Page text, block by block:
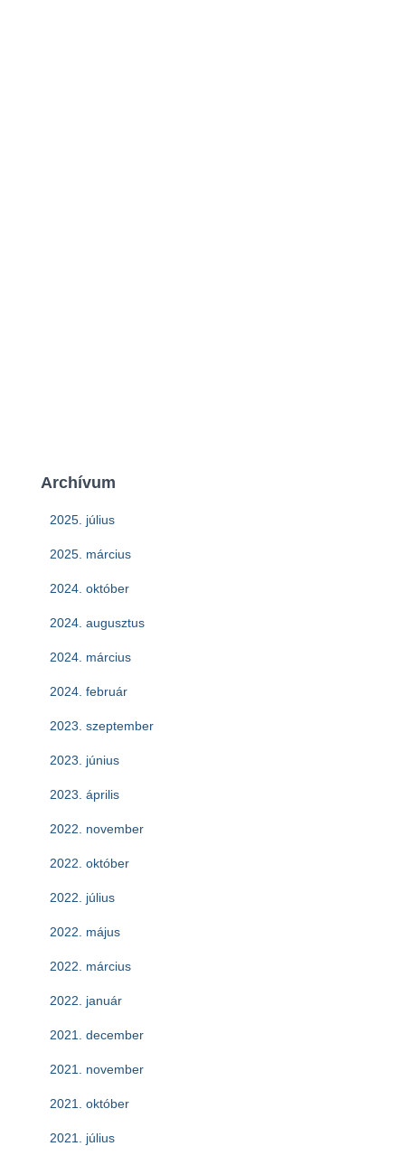
Archívum
2025. július
2025. március
2024. október
2024. augusztus
2024. március
2024. február
2023. szeptember
2023. június
2023. április
2022. november
2022. október
2022. július
2022. május
2022. március
2022. január
2021. december
2021. november
2021. október
2021. július